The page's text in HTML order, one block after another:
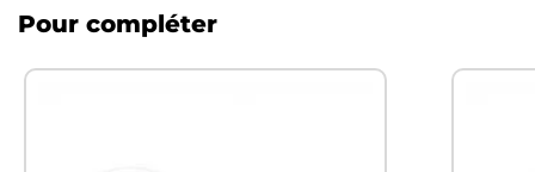
Pour compléter